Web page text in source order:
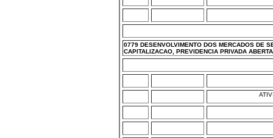
0779 DESENVOLVIMENTO DOS MERCADOS DE
CAPITALIZACAO, PREVIDENCIA PRIVADA